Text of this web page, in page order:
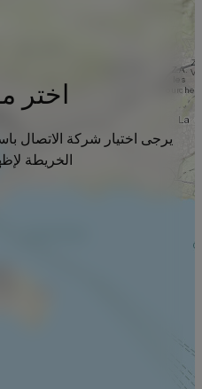
اختر
يرجى اختيار شركة الاتصال
الخريطة